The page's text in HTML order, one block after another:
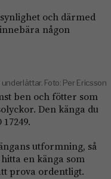
och därmed
någon
Foto: Per Ericsson
ben och fötter som
Den känga du
utformning, så
en känga som
prova ordentligt.